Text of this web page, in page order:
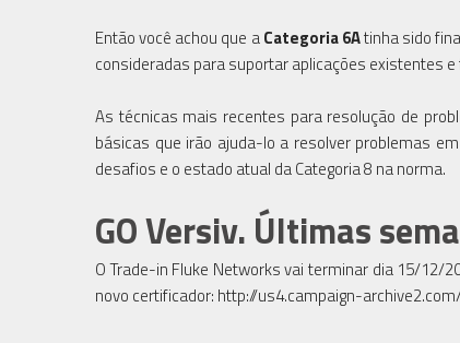
Então você achou que aCategoria 6Atinha sido
consideradas para suportar aplicações existentes e
As técnicas mais recentes para resolução de
básicas que irão ajuda-lo a resolver problemas
desafios e o estado atual da Categoria 8 na norma.
GO Versiv. Últimas
O Trade-in Fluke Networks vai terminar dia 15/12/
novo certificador: http://us4.campaign-